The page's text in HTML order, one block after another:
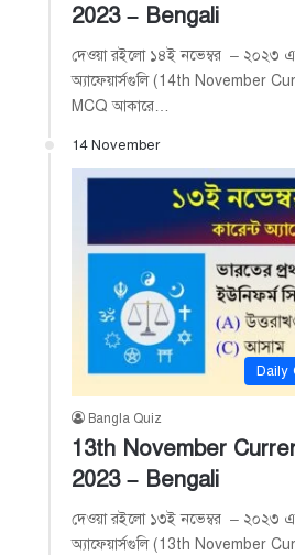
2023 – Bengali
দেওয়া রইলো ১৪ই নভেম্বর – ২০২৩ এর
অ্যাফেয়ার্সগুলি (14th November
MCQ আকারে…
14 November
Daily
Bangla Quiz
13th November
2023 – Bengali
দেওয়া রইলো ১৩ই নভেম্বর – ২০২৩ এর
অ্যাফেয়ার্সগুলি (13th November